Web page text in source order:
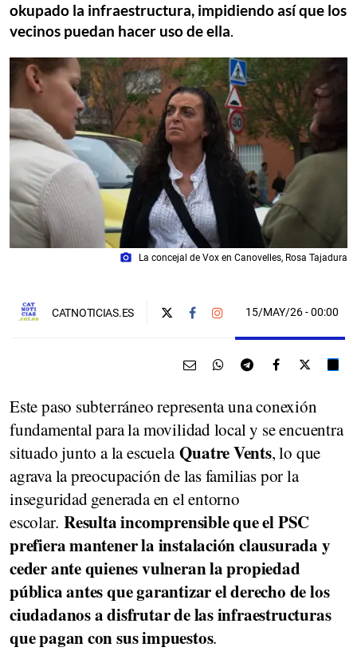
okupado la infraestructura, impidiendo así que los
vecinos puedan hacer uso de ella.
photo_camera La concejal de Vox en Canovelles, Rosa Tajadura
CATNOTICIAS.ES 15/MAY/26- 00:00
Este paso subterráneo representa una conexión
fundamental para la movilidad local y se encuentra
situado junto a la escuelaQuatre Vents, lo que
agrava la preocupación de las familias por la
inseguridad generada en el entorno
escolar. Resulta incomprensible que el PSC
prefiera mantener la instalación clausurada y
ceder ante quienes vulneran la propiedad
pública antes que garantizar el derecho de los
ciudadanos a disfrutar de las infraestructuras
que pagan con sus impuestos.